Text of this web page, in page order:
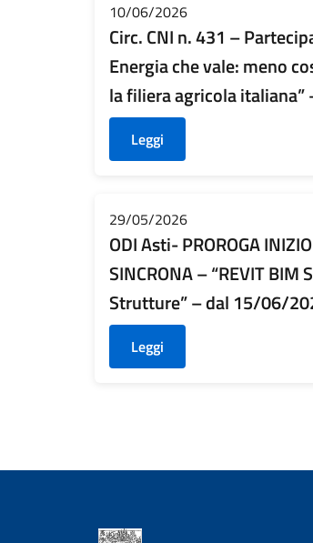
10/06/2026
Circ. CNI n. 431 –
Energia che vale: meno
la filiera agricola italiana”
Leggi
29/05/2026
ODI Asti- PROROGA
SINCRONA – “REVIT
Strutture” – dal 15/06/
Leggi